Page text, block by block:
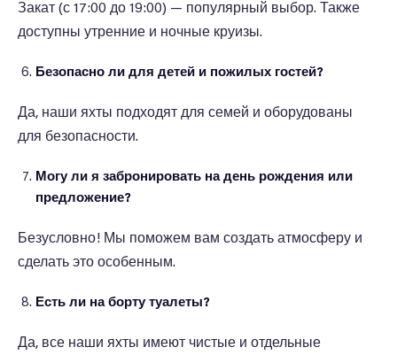
Закат (с 17:00 до 19:00) — популярный выбор. Также
доступны утренние и ночные круизы.
Безопасно ли для детей и пожилых гостей?
Да, наши яхты подходят для семей и оборудованы
для безопасности.
Могу ли я забронировать на день рождения или
предложение?
Безусловно! Мы поможем вам создать атмосферу и
сделать это особенным.
Есть ли на борту туалеты?
Да, все наши яхты имеют чистые и отдельные